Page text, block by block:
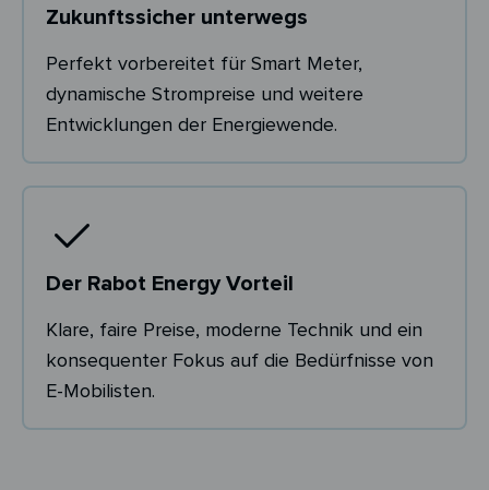
Zukunftssicher unterwegs
Perfekt vorbereitet für Smart Meter,
dynamische Strompreise und weitere
Entwicklungen der Energiewende.
Der Rabot Energy Vorteil
Klare, faire Preise, moderne Technik und ein
konsequenter Fokus auf die Bedürfnisse von
E-Mobilisten.